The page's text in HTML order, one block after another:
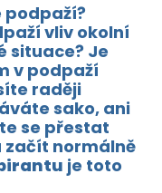
podpaží?
vliv okolní
situace? Je
v podpaží
raději
sako, ani
se přestat
normálně
je toto